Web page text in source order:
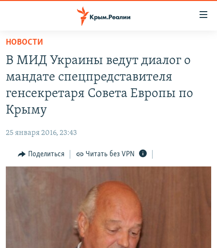
Вернуться
основному
содержанию
главной
Вернутся
поиску
СПЕЦПРОЕКТЫ
ИСТОРИЯ
ИНТЕРАКТИВ
ИНФОГРАФИКА
СОВЕТЫ ПРАВОЗАЩИТНИКОВ
ПОБЕДИТЕЛЕЙ НЕ СУДЯТ?
КРЫМ.НЕПОКОРЕННЫЙ
РАДІО СВОБОДА
КАК ОБОЙТИ БЛОКИРОВКУ
НОВОСТИ
В МИД Украины ведут диалог о
мандате спецпредставителя
генсекретаря Совета Европы по
Крыму
25 января 2016, 23:43
Поделиться Читать без VPN